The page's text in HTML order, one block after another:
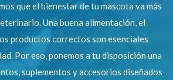
que el bienestar de tu mascota va más
Una buena alimentación, el
productos correctos son esenciales
Por eso, ponemos a tu disposición una
suplementos y accesorios diseñados